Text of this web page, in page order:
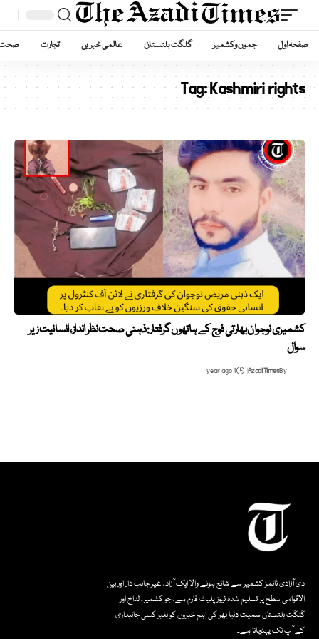
صفحہ اول جموں وکشمیر گلگت بلتستان عالمی خبریں تجارت
Tag:Kashmiri rights
کشمیری نوجوان بھارتی فوج کے ہاتھوں گرفتار: ذہنی صحت نظر انداز، انسانیت زیر
سوال
By
Azadi Times
1 year ago
دی آزادی ٹائمز کشمیر سے شائع ہونے والا ایک آزاد، غیر جانب دار اور بین
الاقوامی سطح پر تسلیم شدہ نیوز پلیٹ فارم ہے، جو کشمیر، لداخ اور
گلگت بلتستان سمیت دنیا بھر کی اہم خبروں کو بغیر کسی جانبداری
کے آپ تک پہنچاتا ہے۔